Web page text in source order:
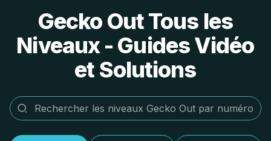
Gecko Out Tous les
Niveaux - Guides Vidéo
et Solutions